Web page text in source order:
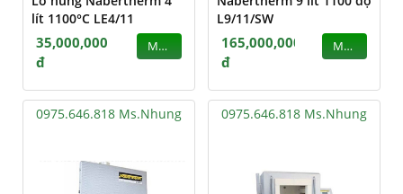
lít 1100°C LE4/11
35,000,000
đ
MUA
L9/11/SW
165,000,000
đ
MUA
0975.646.818 Ms.Nhung 0975.646.818 Ms.Nhung